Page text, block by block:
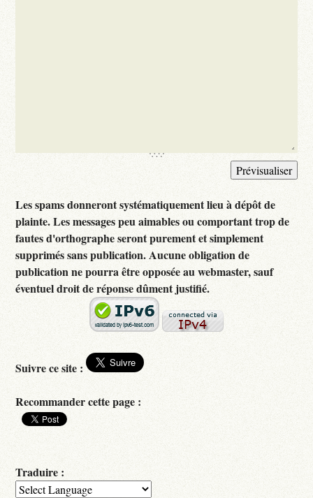
Les spams donneront systématiquement lieu à dépôt de
plainte. Les messages peu aimables ou comportant trop de
fautes d'orthographe seront purement et simplement
supprimés sans publication. Aucune obligation de
publication ne pourra être opposée au webmaster, sauf
éventuel droit de réponse dûment justifié.
Suivre ce site :
Recommander cette page :
Traduire :